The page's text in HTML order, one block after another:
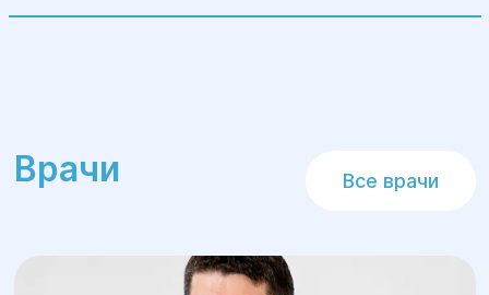
Врачи Все врачи